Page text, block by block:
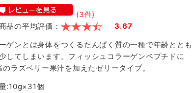
(3件)
品の平均評価：
3.67
ゲンとは身体をつくるたんぱく質の一種で年齢ととも
してしまいます。フィッシュコラーゲンペプチドに
のラズベリー果汁を加えたゼリータイプ。
:10g×31個